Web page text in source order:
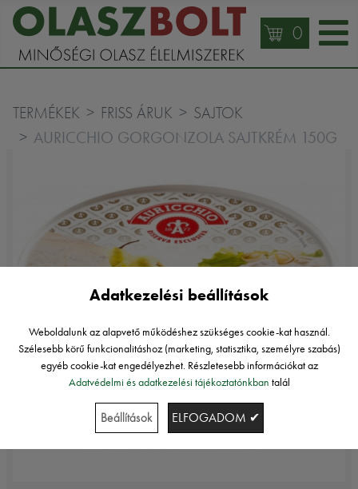
0
TERMÉKEK FRISS ÁRUK SAJTOK
AURICCHIO GORGONZOLA SAJTKRÉM 150G
Adatkezelési beállítások
Weboldalunk az alapvető működéshez szükséges cookie-kat használ.
Szélesebb körű funkcionalitáshoz (marketing, statisztika, személyre szabás)
egyéb cookie-kat engedélyezhet. Részletesebb információkat az
Adatvédelmi és adatkezelési tájékoztatónkban talál
Beállítások ELFOGADOM ✔